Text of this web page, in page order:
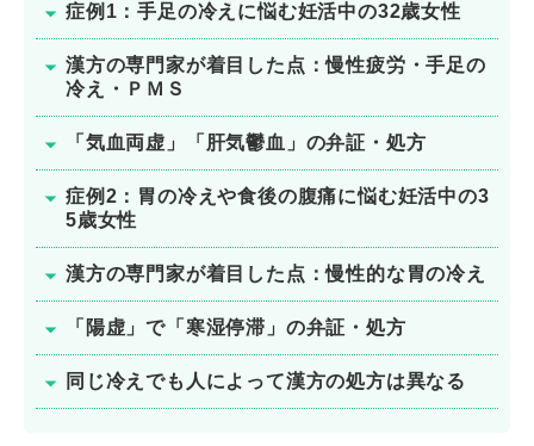
症例1：手足の冷えに悩む妊活中の32歳女性
漢方の専門家が着目した点：慢性疲労・手足の
冷え・ＰＭＳ
「気血両虚」「肝気鬱血」の弁証・処方
症例2：胃の冷えや食後の腹痛に悩む妊活中の3
5歳女性
漢方の専門家が着目した点：慢性的な胃の冷え
「陽虚」で「寒湿停滞」の弁証・処方
同じ冷えでも人によって漢方の処方は異なる